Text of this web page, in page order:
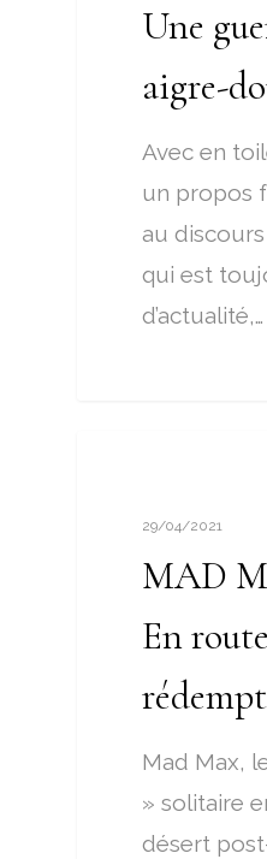
Une
aigre-
Avec en
un propos
au
qui est
d’actualité,…
29/04/2021
MAD
En
Mad Max,
» solitaire
désert